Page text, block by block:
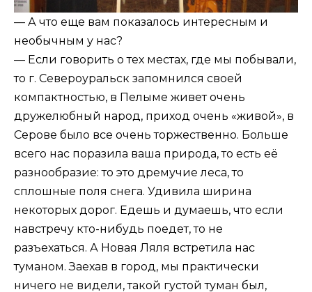
— А что еще вам показалось интересным и
необычным у нас?
— Если говорить о тех местах, где мы побывали,
то г. Североуральск запомнился своей
компактностью, в Пелыме живет очень
дружелюбный народ, приход очень «живой», в
Серове было все очень торжественно. Больше
всего нас поразила ваша природа, то есть её
разнообразие: то это дремучие леса, то
сплошные поля снега. Удивила ширина
некоторых дорог. Едешь и думаешь, что если
навстречу кто-нибудь поедет, то не
разъехаться. А Новая Ляля встретила нас
туманом. Заехав в город, мы практически
ничего не видели, такой густой туман был,